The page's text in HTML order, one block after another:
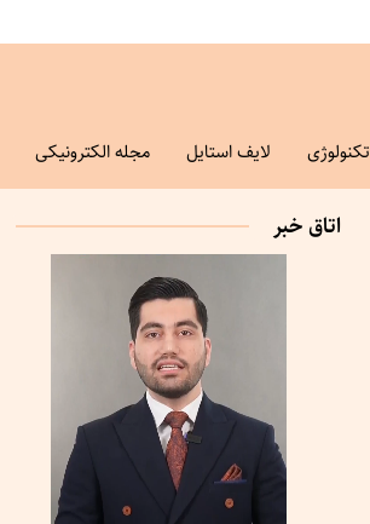
تکنولوژی لایف استایل مجله الکترونیکی
اتاق خبر